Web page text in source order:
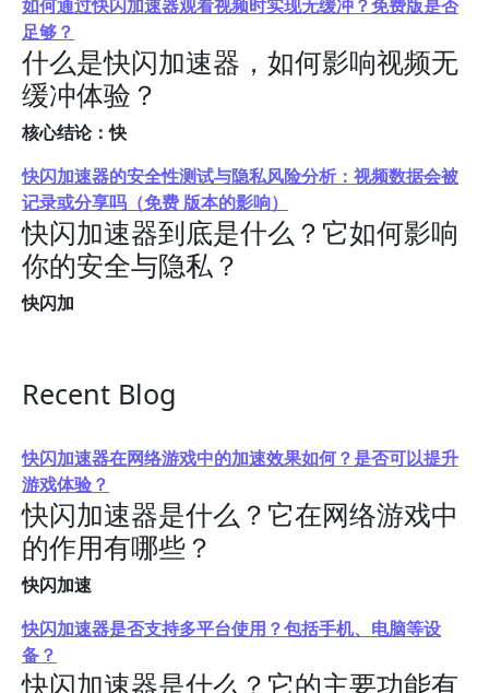
如何通过快闪加速器观看视频时实现无缓冲？免费版是否
足够？
什么是快闪加速器，如何影响视频无
缓冲体验？
核心结论：快
快闪加速器的安全性测试与隐私风险分析：视频数据会被
记录或分享吗（免费 版本的影响）
快闪加速器到底是什么？它如何影响
你的安全与隐私？
快闪加
Recent Blog
快闪加速器在网络游戏中的加速效果如何？是否可以提升
游戏体验？
快闪加速器是什么？它在网络游戏中
的作用有哪些？
快闪加速
快闪加速器是否支持多平台使用？包括手机、电脑等设
备？
快闪加速器是什么？它的主要功能有